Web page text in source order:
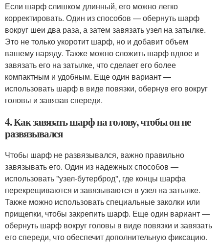
Если шарф слишком длинный, его можно легко
корректировать. Один из способов — обернуть шарф
вокруг шеи два раза, а затем завязать узел на затылке.
Это не только укоротит шарф, но и добавит объем
вашему наряду. Также можно сложить шарф вдвое и
завязать его на затылке, что сделает его более
компактным и удобным. Еще один вариант —
использовать шарф в виде повязки, обернув его вокруг
головы и завязав спереди.
4. Как завязать шарф на голову, чтобы он не
развязывался
Чтобы шарф не развязывался, важно правильно
завязывать его. Один из надежных способов —
использовать "узел-бутерброд", где концы шарфа
перекрещиваются и завязываются в узел на затылке.
Также можно использовать специальные заколки или
прищепки, чтобы закрепить шарф. Еще один вариант —
обернуть шарф вокруг головы в виде повязки и завязать
его спереди, что обеспечит дополнительную фиксацию.